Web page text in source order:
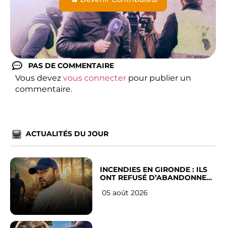
PAS DE COMMENTAIRE
Vous devez vous connecter pour publier un
commentaire.
ACTUALITÉS DU JOUR
INCENDIES EN GIRONDE : ILS
ONT REFUSÉ D’ABANDONNER
05 août 2026